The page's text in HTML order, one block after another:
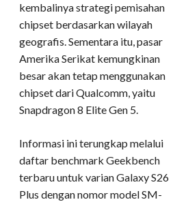
kembalinya strategi pemisahan
chipset berdasarkan wilayah
geografis. Sementara itu, pasar
Amerika Serikat kemungkinan
besar akan tetap menggunakan
chipset dari Qualcomm, yaitu
Snapdragon 8 Elite Gen 5.
Informasi ini terungkap melalui
daftar benchmark Geekbench
terbaru untuk varian Galaxy S26
Plus dengan nomor model SM-